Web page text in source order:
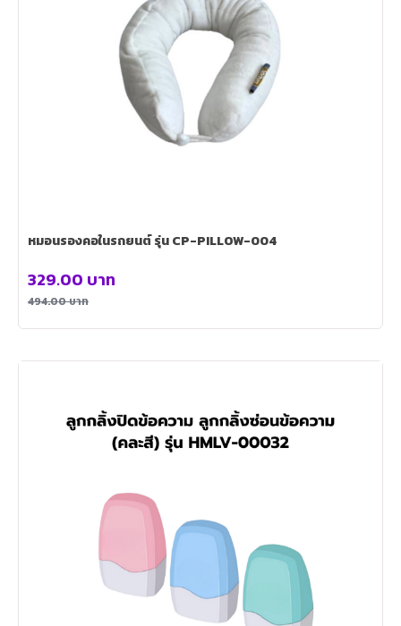
หมอนรองคอในรถยนต์ รุ่น CP-PILLOW-004
494.00บาท
329.00 บาท